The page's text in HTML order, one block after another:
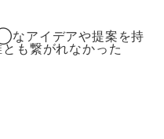
アイデアや提案を持
も繋がれなかった